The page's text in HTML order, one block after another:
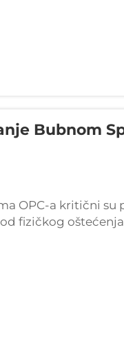
Bubnom
OPC-a kritični
fizičkog
rukovanja